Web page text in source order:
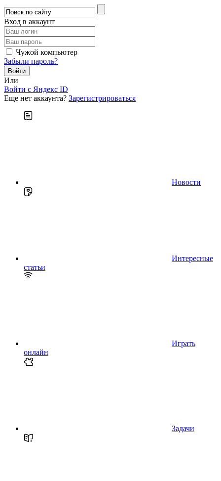
Вход в аккаунт
Чужой компьютер
Забыли пароль?
Или
Войти c Яндекс ID
Еще нет аккаунта? Зарегистрироваться
Новости
Интересные
статьи
Играть
онлайн
Задачи